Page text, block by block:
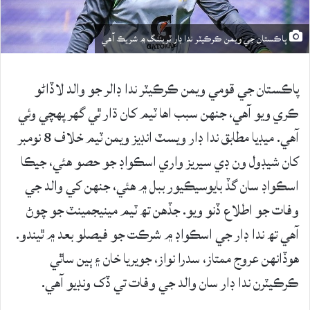
پاڪستان جي ويمن ڪرڪيٽر ندا ڊار ٽريننگ ۾ شريڪ آهي
پاڪستان جي قومي ويمن ڪرڪيٽر ندا ڊالر جو والد لاڏاڻو
ڪري ويو آهي، جنهن سبب اها ٽيم کان ڌار ٿي گهر پهچي وئي
آهي. ميڊيا مطابق ندا ڊار ويسٽ انڊيز ويمن ٽيم خلاف 8 نومبر
کان شيڊول ون ڊي سيريز واري اسڪواڊ جو حصو هئي، جيڪا
اسڪواڊ سان گڏ بايوسيڪيور ببل ۾ هئي، جنهن کي والد جي
وفات جو اطلاع ڏنو ويو. جڏهن تھ ٽيم مينيجمينٽ جو چوڻ
آهي تھ ندا ڊار جي اسڪواڊ ۾ شرڪت جو فيصلو بعد ۾ ٿيندو.
هوڏانهن عروج ممتاز، سدرا نواز، جويريا خان ۽ ٻين ساٿي
ڪرڪيٽرن ندا ڊار سان والد جي وفات تي ڏک ونڊيو آهي.